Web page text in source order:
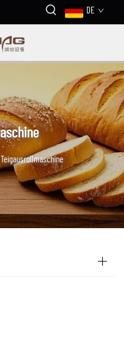
DE
Teigausrollmaschine